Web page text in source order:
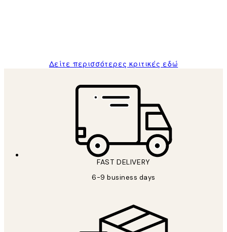
Δείτε περισσότερες κριτικές εδώ
FAST DELIVERY
6-9 business days